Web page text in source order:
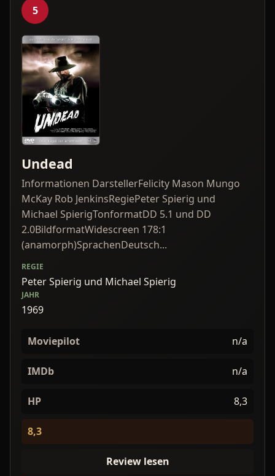
5
Undead
Informationen DarstellerFelicity Mason Mungo
McKay Rob JenkinsRegiePeter Spierig und
Michael SpierigTonformatDD 5.1 und DD
2.0BildformatWidescreen 178:1
(anamorph)SprachenDeutsch...
REGIE
Peter Spierig und Michael Spierig
JAHR
1969
Moviepilot n/a
IMDb n/a
HP 8,3
8,3
Review lesen